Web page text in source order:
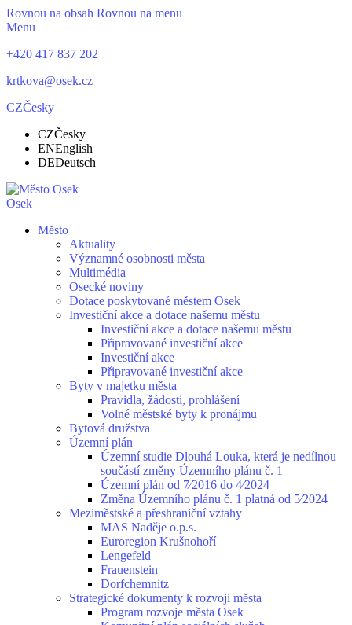
Rovnou na obsah Rovnou na menu
Menu
+420 417 837 202
krtkova@osek.cz
CZČesky
CZČesky
ENEnglish
DEDeutsch
Osek
Město
Aktuality
Významné osobnosti města
Multimédia
Osecké noviny
Dotace poskytované městem Osek
Investiční akce a dotace našemu městu
Investiční akce a dotace našemu městu
Připravované investiční akce
Investiční akce
Připravované investiční akce
Byty v majetku města
Pravidla, žádosti, prohlášení
Volné městské byty k pronájmu
Bytová družstva
Územní plán
Územní studie Dlouhá Louka, která je nedílnou
součástí změny Územního plánu č. 1
Územní plán od 7⁄2016 do 4⁄2024
Změna Územního plánu č. 1 platná od 5⁄2024
Meziměstské a přeshraniční vztahy
MAS Naděje o.p.s.
Euroregion Krušnohoří
Lengefeld
Frauenstein
Dorfchemnitz
Strategické dokumenty k rozvoji města
Program rozvoje města Osek